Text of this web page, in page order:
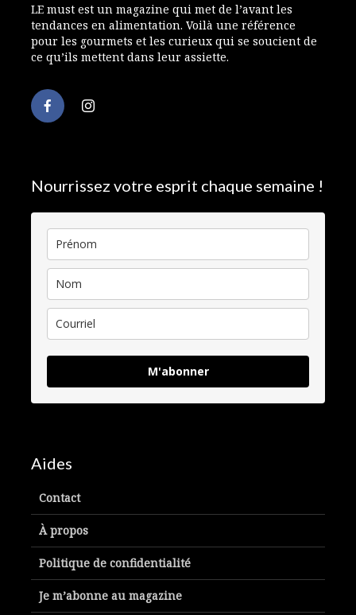
LE must est un magazine qui met de l’avant les
tendances en alimentation. Voilà une référence
pour les gourmets et les curieux qui se soucient de
ce qu’ils mettent dans leur assiette.
Nourrissez votre esprit chaque semaine !
M'abonner
Aides
Contact
À propos
Politique de confidentialité
Je m’abonne au magazine